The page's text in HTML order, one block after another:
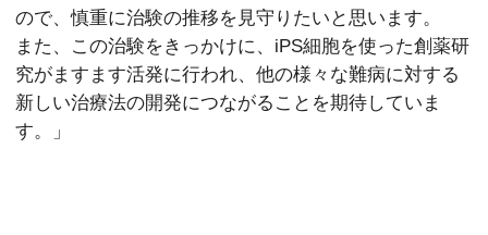
ので、慎重に治験の推移を見守りたいと思います。
また、この治験をきっかけに、iPS細胞を使った創薬研
究がますます活発に行われ、他の様々な難病に対する
新しい治療法の開発につながることを期待していま
す。」